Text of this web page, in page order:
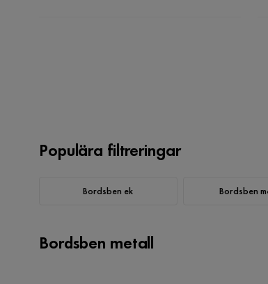
Populära filtreringar
Bordsben ek Bordsben
Bordsben metall